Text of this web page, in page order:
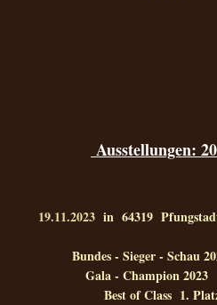
Ausstellungen:
19.11.2023in 64319
Bundes - Sieger - Schau
Gala - Champion
Best of Class 1.